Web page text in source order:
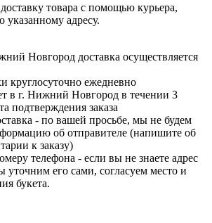
товара с помощью курьера,
указанному адресу.
Новгород доставка осуществляется
круглосуточно ежедневно
в г. Нижний Новгород в течении 3
подтверждения заказа
- по вашей просьбе, мы не будем
об отправителе (напишите об
к заказу)
телефона - если вы не знаете адрес
уточним его сами, согласуем место и
букета.